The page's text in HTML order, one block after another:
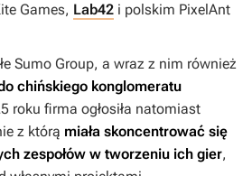
Games, Lab42 i polskim PixelAnt
Sumo Group, a wraz z nim również
chińskiego konglomeratu
roku firma ogłosiła natomiast
z którą miała skoncentrować się
zespołów w tworzeniu ich gier,